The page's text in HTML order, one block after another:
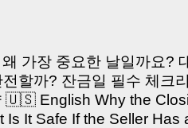
가장 중요한 날일까요?
할까? 잔금일 필수 체크
🇺🇸 English Why the
It Safe If the Seller Has